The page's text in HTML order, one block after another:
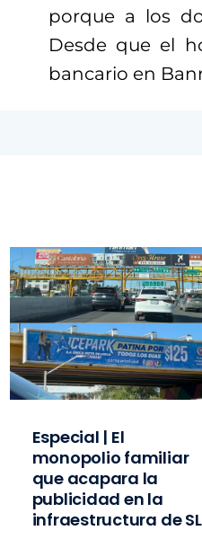
porque a los
Desde que el
bancario en
Especial | El
monopolio familiar
que acapara la
publicidad en la
infraestructura de